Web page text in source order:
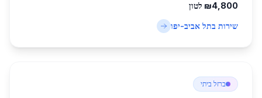
לבניית מתקנים ספורטיביים גדולים. תל אב...
₪4,800 לטון
שירות בתל אביב-יפו
ברזל ביתי